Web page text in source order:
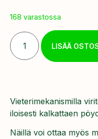
168 varastossa
LISÄÄ
Vieterimekanismilla
iloisesti kalkattaen
Näillä voi ottaa myös